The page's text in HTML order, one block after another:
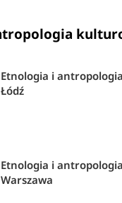
Etnologia i
Łódź
Etnologia i
Warszawa